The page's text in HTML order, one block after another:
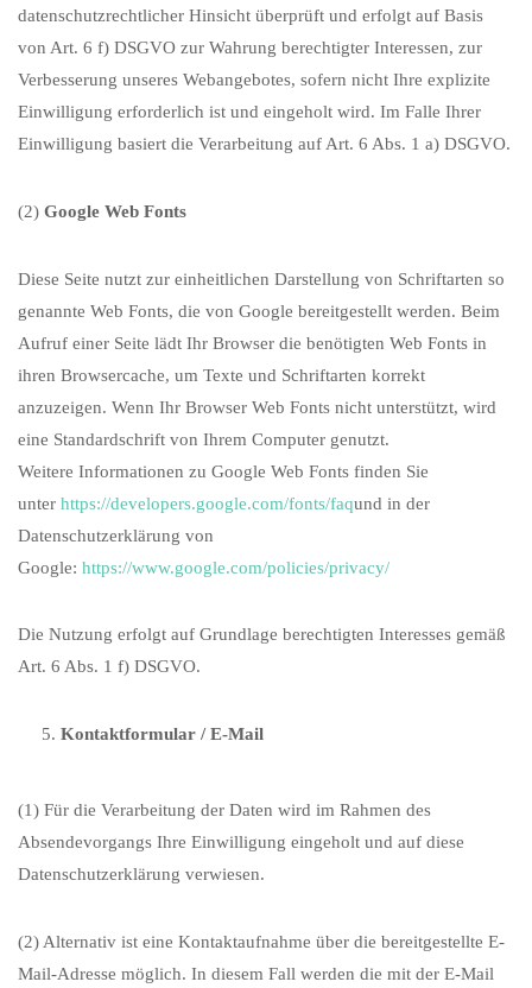
datenschutzrechtlicher Hinsicht überprüft und erfolgt auf Basis
von Art. 6 f) DSGVO zur Wahrung berechtigter Interessen, zur
Verbesserung unseres Webangebotes, sofern nicht Ihre explizite
Einwilligung erforderlich ist und eingeholt wird. Im Falle Ihrer
Einwilligung basiert die Verarbeitung auf Art. 6 Abs. 1 a) DSGVO.
(2) Google Web Fonts
Diese Seite nutzt zur einheitlichen Darstellung von Schriftarten so
genannte Web Fonts, die von Google bereitgestellt werden. Beim
Aufruf einer Seite lädt Ihr Browser die benötigten Web Fonts in
ihren Browsercache, um Texte und Schriftarten korrekt
anzuzeigen. Wenn Ihr Browser Web Fonts nicht unterstützt, wird
eine Standardschrift von Ihrem Computer genutzt.
Weitere Informationen zu Google Web Fonts finden Sie
unter https://developers.google.com/fonts/faqund in der
Datenschutzerklärung von
Google: https://www.google.com/policies/privacy/
Die Nutzung erfolgt auf Grundlage berechtigten Interesses gemäß
Art. 6 Abs. 1 f) DSGVO.
Kontaktformular / E-Mail
(1) Für die Verarbeitung der Daten wird im Rahmen des
Absendevorgangs Ihre Einwilligung eingeholt und auf diese
Datenschutzerklärung verwiesen.
(2) Alternativ ist eine Kontaktaufnahme über die bereitgestellte E-
Mail-Adresse möglich. In diesem Fall werden die mit der E-Mail